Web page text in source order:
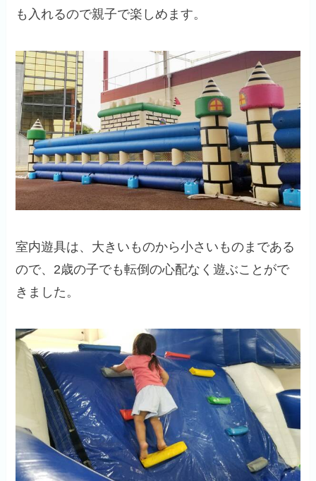
も入れるので親子で楽しめます。
室内遊具は、大きいものから小さいものまである
ので、2歳の子でも転倒の心配なく遊ぶことがで
きました。